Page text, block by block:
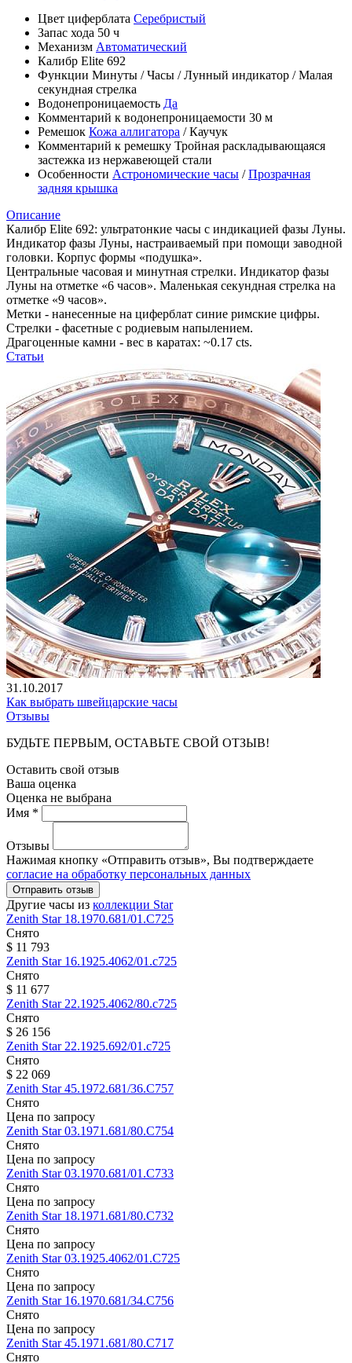
Цвет циферблата Серебристый
Запас хода 50 ч
Механизм Автоматический
Калибр Elite 692
Функции Минуты /Часы /Лунный индикатор /Малая
секундная стрелка
Водонепроницаемость Да
Комментарий к водонепроницаемости 30 м
Ремешок Кожа аллигатора /Каучук
Комментарий к ремешку Тройная раскладывающаяся
застежка из нержавеющей стали
Особенности Астрономические часы /Прозрачная
задняя крышка
Описание
Калибр Elite 692: ультратонкие часы с индикацией фазы Луны.
Индикатор фазы Луны, настраиваемый при помощи заводной
головки. Корпус формы «подушка».
Центральные часовая и минутная стрелки. Индикатор фазы
Луны на отметке «6 часов». Маленькая секундная стрелка на
отметке «9 часов».
Метки - нанесенные на циферблат синие римские цифры.
Стрелки - фасетные с родиевым напылением.
Драгоценные камни - вес в каратах: ~0.17 cts.
Статьи
31.10.2017
Как выбрать швейцарские часы
Отзывы
БУДЬТЕ ПЕРВЫМ, ОСТАВЬТЕ СВОЙ ОТЗЫВ!
Оставить свой отзыв
Ваша оценка
Оценка не выбрана
Имя *
Отзывы
Нажимая кнопку «Отправить отзыв», Вы подтверждаете
согласие на обработку персональных данных
Отправить отзыв
Другие часы из коллекции Star
Zenith Star 18.1970.681/01.C725
Снято
$ 11 793
Zenith Star 16.1925.4062/01.c725
Снято
$ 11 677
Zenith Star 22.1925.4062/80.c725
Снято
$ 26 156
Zenith Star 22.1925.692/01.c725
Снято
$ 22 069
Zenith Star45.1972.681/36.C757
Снято
Цена по запросу
Zenith Star03.1971.681/80.C754
Снято
Цена по запросу
Zenith Star03.1970.681/01.C733
Снято
Цена по запросу
Zenith Star 18.1971.681/80.C732
Снято
Цена по запросу
Zenith Star03.1925.4062/01.C725
Снято
Цена по запросу
Zenith Star 16.1970.681/34.C756
Снято
Цена по запросу
Zenith Star45.1971.681/80.C717
Снято